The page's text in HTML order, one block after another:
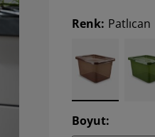
Renk: Patlıcan
Boyut: